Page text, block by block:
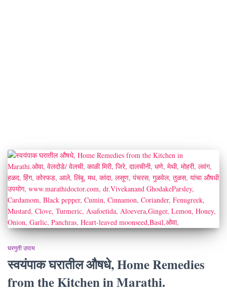
घरगुती उपाय
स्वयंपाक घरातील औषधे, Home Remedies
from the Kitchen in Marathi.